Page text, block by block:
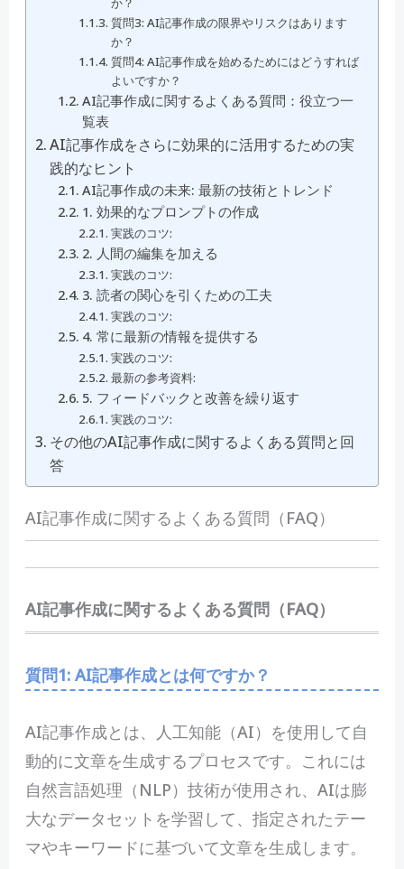
質問3: AI記事作成の限界やリスクはあります
か？
質問4: AI記事作成を始めるためにはどうすれば
よいですか？
AI記事作成に関するよくある質問：役立つ一
覧表
AI記事作成をさらに効果的に活用するための実
践的なヒント
AI記事作成の未来: 最新の技術とトレンド
1. 効果的なプロンプトの作成
実践のコツ:
2. 人間の編集を加える
実践のコツ:
3. 読者の関心を引くための工夫
実践のコツ:
4. 常に最新の情報を提供する
実践のコツ:
最新の参考資料:
5. フィードバックと改善を繰り返す
実践のコツ:
その他のAI記事作成に関するよくある質問と回
答
AI記事作成に関するよくある質問（FAQ）
AI記事作成に関するよくある質問（FAQ）
質問1: AI記事作成とは何ですか？
AI記事作成とは、人工知能（AI）を使用して自
動的に文章を生成するプロセスです。これには
自然言語処理（NLP）技術が使用され、AIは膨
大なデータセットを学習して、指定されたテー
マやキーワードに基づいて文章を生成します。